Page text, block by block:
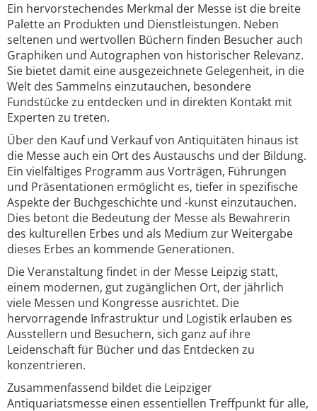
Ein hervorstechendes Merkmal der Messe ist die breite
Palette an Produkten und Dienstleistungen. Neben
seltenen und wertvollen Büchern finden Besucher auch
Graphiken und Autographen von historischer Relevanz.
Sie bietet damit eine ausgezeichnete Gelegenheit, in die
Welt des Sammelns einzutauchen, besondere
Fundstücke zu entdecken und in direkten Kontakt mit
Experten zu treten.
Über den Kauf und Verkauf von Antiquitäten hinaus ist
die Messe auch ein Ort des Austauschs und der Bildung.
Ein vielfältiges Programm aus Vorträgen, Führungen
und Präsentationen ermöglicht es, tiefer in spezifische
Aspekte der Buchgeschichte und -kunst einzutauchen.
Dies betont die Bedeutung der Messe als Bewahrerin
des kulturellen Erbes und als Medium zur Weitergabe
dieses Erbes an kommende Generationen.
Die Veranstaltung findet in der Messe Leipzig statt,
einem modernen, gut zugänglichen Ort, der jährlich
viele Messen und Kongresse ausrichtet. Die
hervorragende Infrastruktur und Logistik erlauben es
Ausstellern und Besuchern, sich ganz auf ihre
Leidenschaft für Bücher und das Entdecken zu
konzentrieren.
Zusammenfassend bildet die Leipziger
Antiquariatsmesse einen essentiellen Treffpunkt für alle,